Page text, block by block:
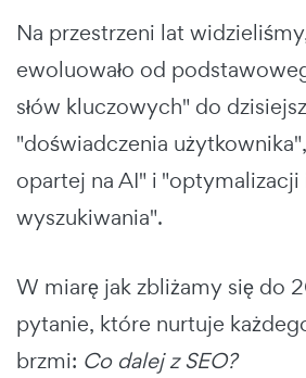
Na przestrzeni lat
ewoluowało od
słów kluczowych" do
"doświadczenia
opartej na AI" i
wyszukiwania".
W miarę jak zbliżamy się do
pytanie, które nurtuje
brzmi: Co dalej z SEO?